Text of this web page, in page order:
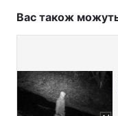
Вас також